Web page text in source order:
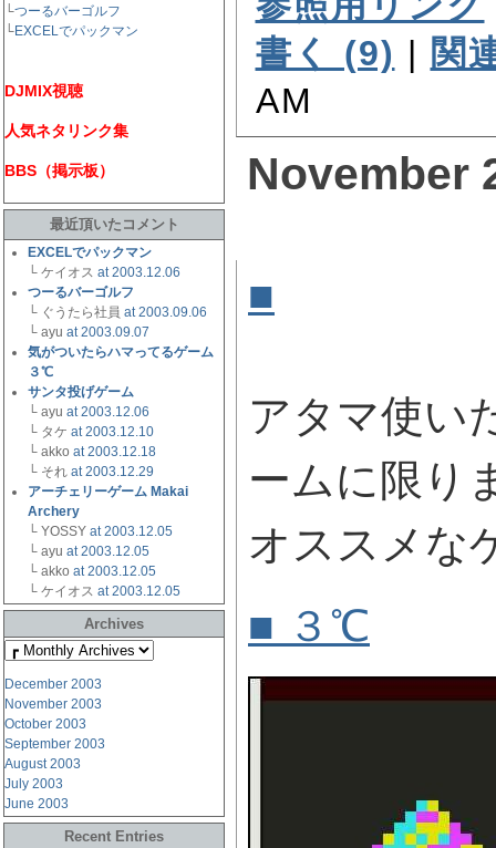
└つーるバーゴルフ
└EXCELでパックマン
DJMIX視聴
人気ネタリンク集
BBS（掲示板）
最近頂いたコメント
EXCELでパックマン
└ ケイオス at 2003.12.06
つーるバーゴルフ
└ ぐうたら社員 at 2003.09.06
└ ayu at 2003.09.07
気がついたらハマってるゲーム
３℃
サンタ投げゲーム
└ ayu at 2003.12.06
└ タケ at 2003.12.10
└ akko at 2003.12.18
└ それ at 2003.12.29
アーチェリーゲーム Makai
Archery
└ YOSSY at 2003.12.05
└ ayu at 2003.12.05
└ akko at 2003.12.05
└ ケイオス at 2003.12.05
Archives
December 2003
November 2003
October 2003
September 2003
August 2003
July 2003
June 2003
Recent Entries
書く (9) | 関
AM
November
■
アタマ使い
ームに限り
オススメな
■ ３℃